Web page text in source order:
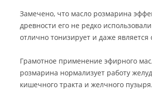
Замечено, что масло розмарина
древности его не редко
отлично тонизирует и даже
Грамотное применение эфирного
розмарина нормализует работу
кишечного тракта и желчного пузыря.